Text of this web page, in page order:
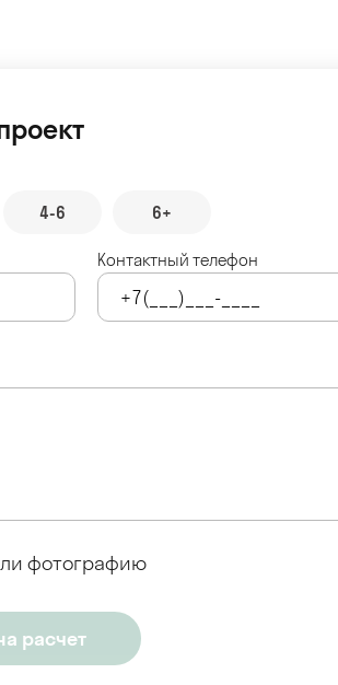
4-6 6+
Контактный телефон
фотографию